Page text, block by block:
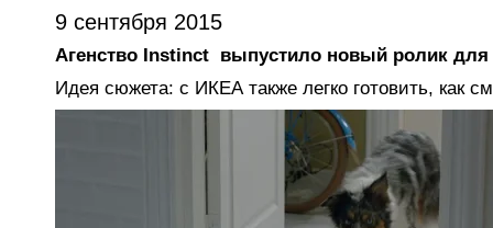
9 сентября 2015
Агенство Instinct выпустило новый ролик
Идея сюжета: с ИКЕА также легко готовить, как